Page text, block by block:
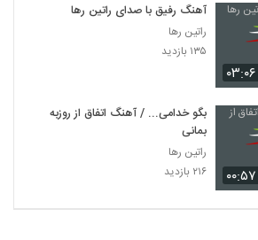
۰۳:۰۶
آهنگ رفیق با صدای راتین رها
راتین رها
۱۳۵ بازدید
۰۰:۵۷
بگو خدامی... / آهنگ اتفاق از روزبه
بمانی
راتین رها
۲۱۶ بازدید